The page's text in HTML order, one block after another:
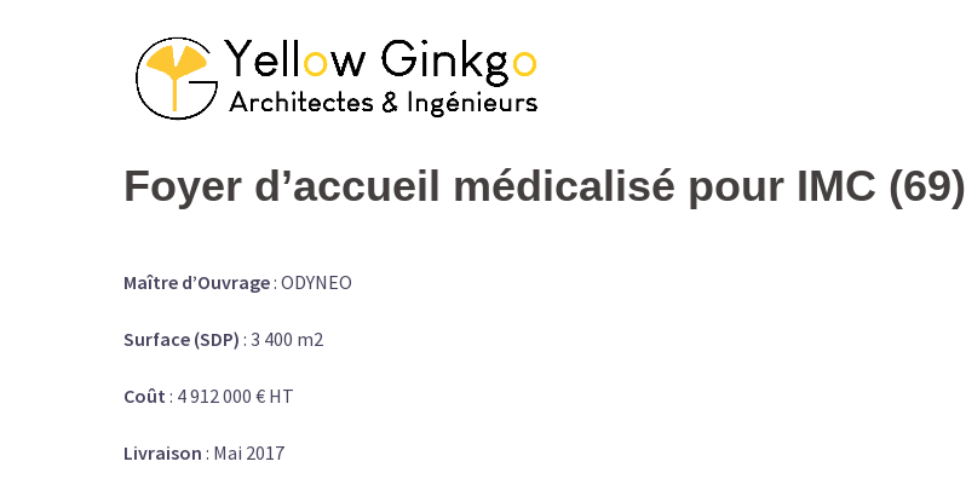
Foyer d’accueil médicalisé pour IMC (69)
Maître d’Ouvrage: ODYNEO
Surface (SDP) : 3 400 m2
Coût : 4 912 000 € HT
Livraison : Mai 2017